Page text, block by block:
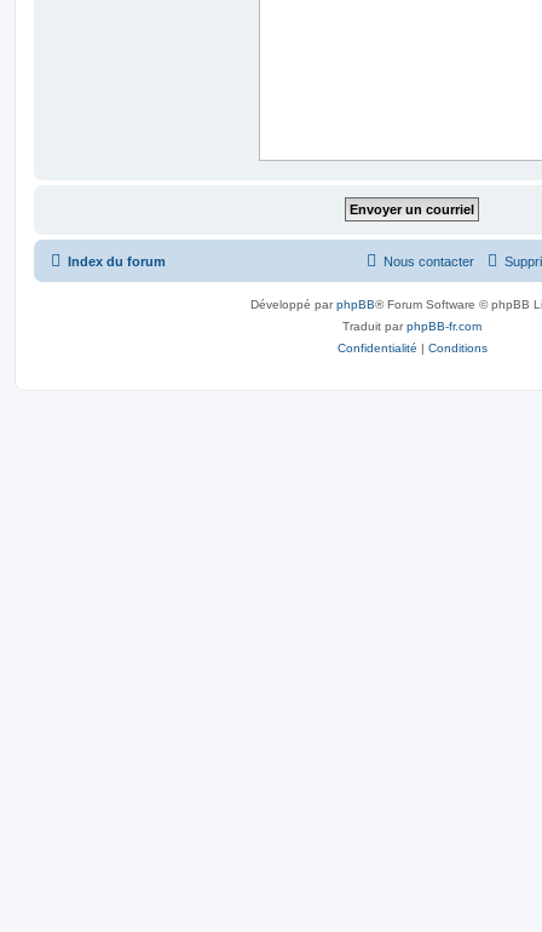
Index du forum Nous contacter
Développé parphpBB® Forum Software © phpBB
Traduit parphpBB-fr.com
Confidentialité | Conditions